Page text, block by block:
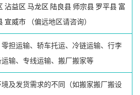
沾益区 马龙区 陆良县 师宗县 罗平县 富
宣威市 （偏远地区请咨询）
担运输、轿车托运、冷链运输、行李
输、专线运输、搬厂搬家等
及发货需求的不同（如搬家搬厂搬设